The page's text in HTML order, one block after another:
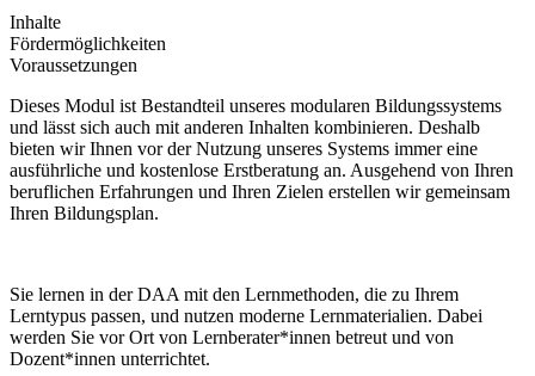
Inhalte
Fördermöglichkeiten
Voraussetzungen
Dieses Modul ist Bestandteil unseres modularen Bildungssystems
und lässt sich auch mit anderen Inhalten kombinieren. Deshalb
bieten wir Ihnen vor der Nutzung unseres Systems immer eine
ausführliche und kostenlose Erstberatung an. Ausgehend von Ihren
beruflichen Erfahrungen und Ihren Zielen erstellen wir gemeinsam
Ihren Bildungsplan.
Sie lernen in der DAA mit den Lernmethoden, die zu Ihrem
Lerntypus passen, und nutzen moderne Lernmaterialien. Dabei
werden Sie vor Ort von Lernberater*innen betreut und von
Dozent*innen unterrichtet.